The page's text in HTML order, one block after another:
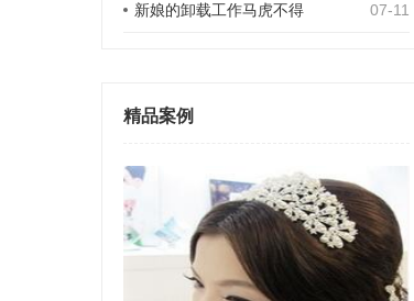
新娘的卸载工作马虎不得 07-11
精品案例